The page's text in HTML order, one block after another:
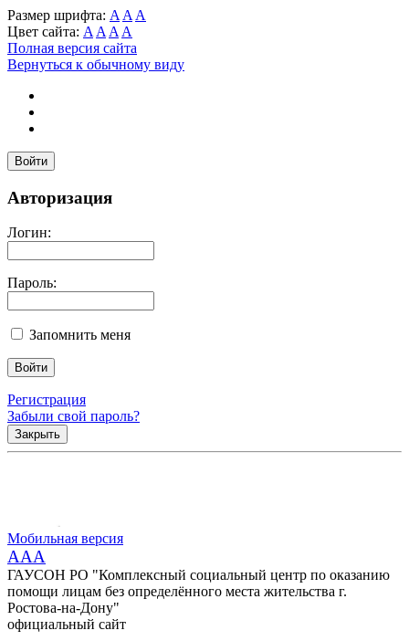
Размер шрифта: A A A
Цвет сайта: A A A A
Полная версия сайта
Вернуться к обычному виду
Войти
Авторизация
Логин:
Пароль:
Запомнить меня
Регистрация
Забыли свой пароль?
Закрыть
Мобильная версия
AAA
ГАУСОН РО "Комплексный социальный центр по оказанию
помощи лицам без определённого места жительства г.
Ростова-на-Дону"
официальный сайт